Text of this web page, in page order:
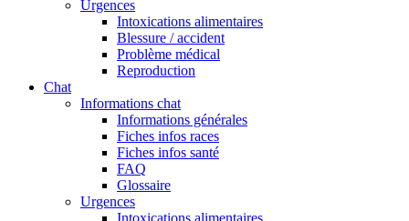
Urgences
Intoxications alimentaires
Blessure / accident
Problème médical
Reproduction
Chat
Informations chat
Informations générales
Fiches infos races
Fiches infos santé
FAQ
Glossaire
Urgences
Intoxications alimentaires